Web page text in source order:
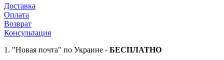
Доставка
Оплата
Возврат
Консультация
1. "Новая почта" по Украине - БЕСПЛАТНО